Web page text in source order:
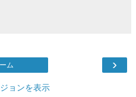
›
ム
ョンを表示